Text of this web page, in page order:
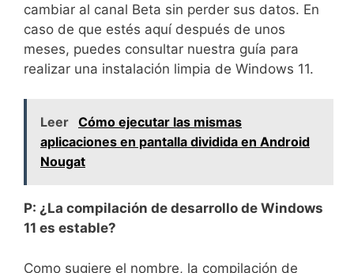
cambiar al canal Beta sin perder sus datos. En
caso de que estés aquí después de unos
meses, puedes consultar nuestra guía para
realizar una instalación limpia de Windows 11.
Leer Cómo ejecutar las mismas
aplicaciones en pantalla dividida en Android
Nougat
P: ¿La compilación de desarrollo de Windows
11 es estable?
Como sugiere el nombre, la compilación de